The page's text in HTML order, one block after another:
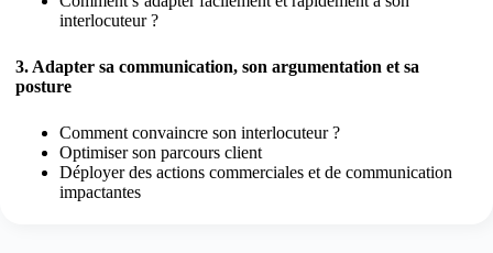
interlocuteur ?
3. Adapter sa communication, son argumentation et sa
posture
Comment convaincre son interlocuteur ?
Optimiser son parcours client
Déployer des actions commerciales et de communication
impactantes